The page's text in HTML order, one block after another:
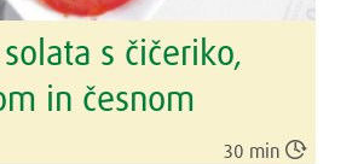
s čičeriko,
in česnom
30 min 